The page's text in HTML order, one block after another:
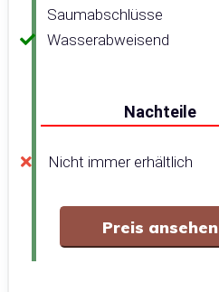
Saumabschlüsse
Wasserabweisend
Nachteile
Nicht immer erhältlich
Preis ansehen